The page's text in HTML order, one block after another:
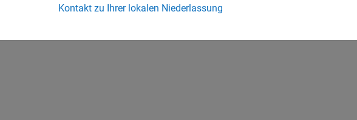
Kontakt zu Ihrer lokalen Niederlassung